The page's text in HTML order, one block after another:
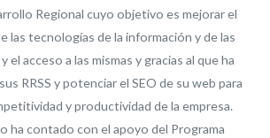
Regional cuyo objetivo es mejorar el
las tecnologías de la información y de las
el acceso a las mismas y gracias al que ha
RRSS y potenciar el SEO de su web para
y productividad de la empresa.
ha contado con el apoyo del Programa